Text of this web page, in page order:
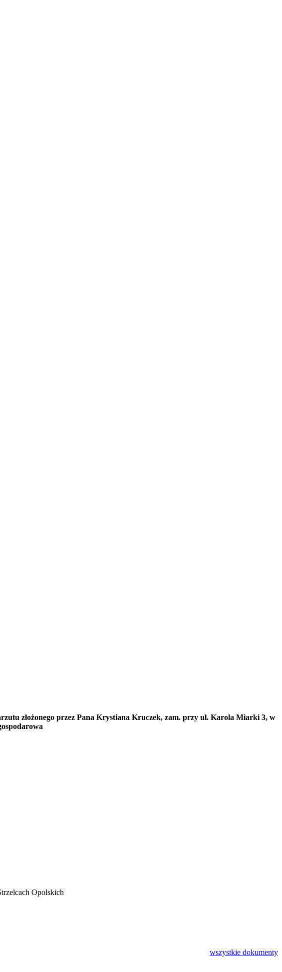
złożonego przez Pana Krystiana Kruczek, zam. przy ul. Karola Miarki 3, w
Opolskich
wszystkie dokumenty